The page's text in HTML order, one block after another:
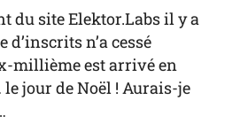
du site Elektor.Labs il y a
n’a cessé
millième est arrivé en
jour de Noël ! Aurais-je